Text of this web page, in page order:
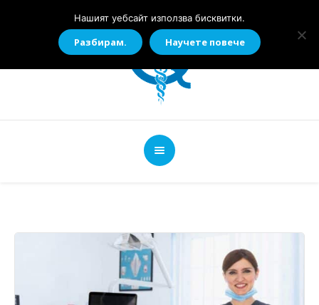
Нашият уебсайт използва бисквитки.
Разбирам. Научете повече